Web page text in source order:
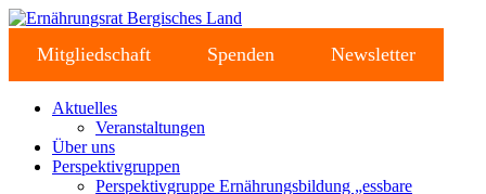
Mitgliedschaft Spenden Newsletter
Aktuelles
Veranstaltungen
Über uns
Perspektivgruppen
Perspektivgruppe Ernährungsbildung „essbare